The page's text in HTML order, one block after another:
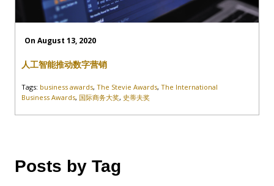
On August 13, 2020
人工智能推动数字营销
Tags: business awards, The Stevie Awards, The International
Business Awards, 国际商务大奖, 史蒂夫奖
Posts by Tag